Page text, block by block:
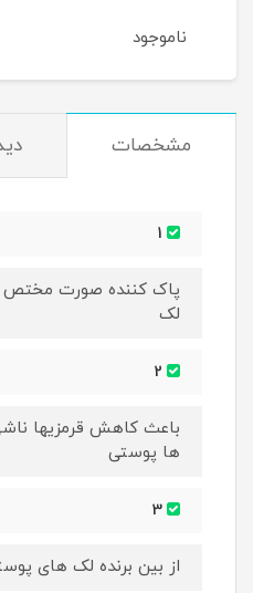
ناموجود
مشخصات
پاک کننده صورت
لک
باعث کاهش قرمزیها
ها پوستی
از بین برنده لک های